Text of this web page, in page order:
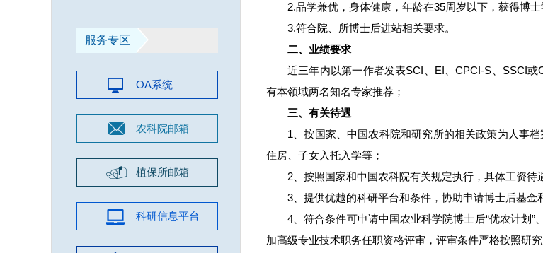
服务专区
OA系统
农科院邮箱
植保所邮箱
科研信息平台
2.品学兼优，身体健康，年龄在35周岁以下，获得博士
3.符合院、所博士后进站相关要求。
二、业绩要求
近三年内以第一作者发表SCI、EI、CPCI-S、SSCI
有本领域两名知名专家推荐；
三、有关待遇
1、按国家、中国农科院和研究所的相关政策为人事
住房、子女入托入学等；
2、按照国家和中国农科院有关规定执行，具体工资待
3、提供优越的科研平台和条件，协助申请博士后基金
4、符合条件可申请中国农业科学院博士后“优农计划
加高级专业技术职务任职资格评审，评审条件严格按照研究